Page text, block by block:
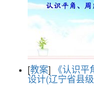
[教案] 《认识
设计(辽宁省县